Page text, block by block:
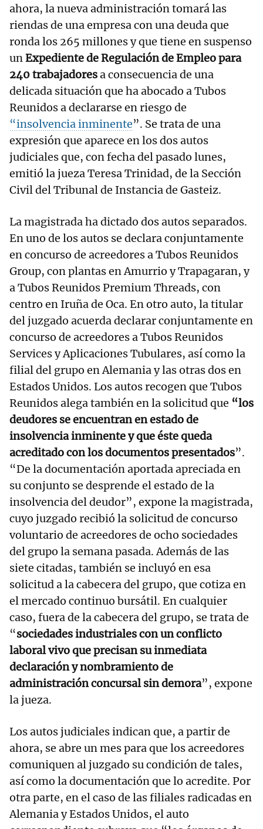
ahora, la nueva administración tomará las
riendas de una empresa con una deuda que
ronda los 265 millones y que tiene en suspenso
unExpediente de Regulación de Empleo para
240 trabajadoresa consecuencia de una
delicada situación que ha abocado a Tubos
Reunidos a declararse en riesgo de
“insolvencia inminente”. Se trata de una
expresión que aparece en los dos autos
judiciales que, con fecha del pasado lunes,
emitió la jueza Teresa Trinidad, de la Sección
Civil del Tribunal de Instancia de Gasteiz.
La magistrada ha dictado dos autos separados.
En uno de los autos se declara conjuntamente
en concurso de acreedores a Tubos Reunidos
Group, con plantas en Amurrio y Trapagaran, y
a Tubos Reunidos Premium Threads, con
centro en Iruña de Oca. En otro auto, la titular
del juzgado acuerda declarar conjuntamente en
concurso de acreedores a Tubos Reunidos
Services y Aplicaciones Tubulares, así como la
filial del grupo en Alemania y las otras dos en
Estados Unidos. Los autos recogen que Tubos
Reunidos alega también en la solicitud que “los
deudores se encuentran en estado de
insolvencia inminente y que éste queda
acreditado con los documentos presentados”.
“De la documentación aportada apreciada en
su conjunto se desprende el estado de la
insolvencia del deudor”, expone la magistrada,
cuyo juzgado recibió la solicitud de concurso
voluntario de acreedores de ocho sociedades
del grupo la semana pasada. Además de las
siete citadas, también se incluyó en esa
solicitud a la cabecera del grupo, que cotiza en
el mercado continuo bursátil. En cualquier
caso, fuera de la cabecera del grupo, se trata de
“sociedades industriales con un conflicto
laboral vivo que precisan su inmediata
declaración y nombramiento de
administración concursal sin demora”, expone
la jueza.
Los autos judiciales indican que, a partir de
ahora, se abre un mes para que los acreedores
comuniquen al juzgado su condición de tales,
así como la documentación que lo acredite. Por
otra parte, en el caso de las filiales radicadas en
Alemania y Estados Unidos, el auto